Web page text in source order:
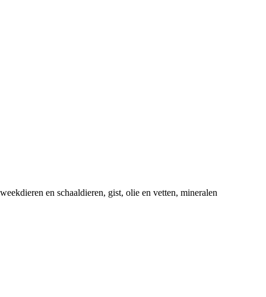
en schaaldieren, gist, olie en vetten, mineralen